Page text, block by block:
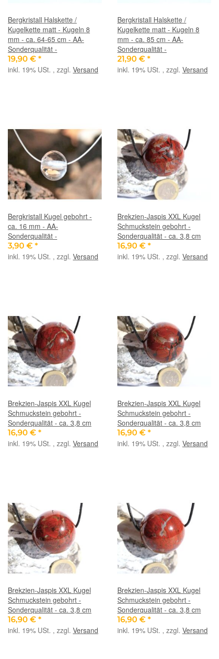
Bergkristall Halskette /
Kugelkette matt - Kugeln 8
mm - ca. 64-65 cm - AA-
Sonderqualität -
19,90 € *
inkl. 19% USt. , zzgl. Versand
Bergkristall Halskette /
Kugelkette matt - Kugeln 8
mm - ca. 85 cm - AA-
Sonderqualität -
21,90 € *
inkl. 19% USt. , zzgl. Versand
Bergkristall Kugel gebohrt -
ca. 16 mm - AA-
Sonderqualität -
3,90 € *
inkl. 19% USt. , zzgl. Versand
Brekzien-Jaspis XXL Kugel
Schmuckstein gebohrt -
Sonderqualität - ca. 3,8 cm
16,90 € *
inkl. 19% USt. , zzgl. Versand
Brekzien-Jaspis XXL Kugel
Schmuckstein gebohrt -
Sonderqualität - ca. 3,8 cm
16,90 € *
inkl. 19% USt. , zzgl. Versand
Brekzien-Jaspis XXL Kugel
Schmuckstein gebohrt -
Sonderqualität - ca. 3,8 cm
16,90 € *
inkl. 19% USt. , zzgl. Versand
Brekzien-Jaspis XXL Kugel
Schmuckstein gebohrt -
Sonderqualität - ca. 3,8 cm
16,90 € *
inkl. 19% USt. , zzgl. Versand
Brekzien-Jaspis XXL Kugel
Schmuckstein gebohrt -
Sonderqualität - ca. 3,8 cm
16,90 € *
inkl. 19% USt. , zzgl. Versand